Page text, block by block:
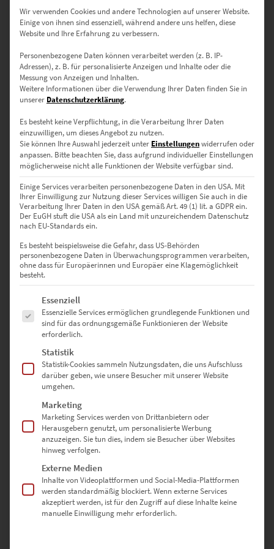
Details zu Leinwandbildern
Seidenmatter Premiumdruck für variable Einsatzorte
Für temporäre Ausstellungen oder persönliche Deko-
Details zu Postern
Größen & Wirkung – so passt’s
perfekt:
30 × 20 cm– Für stimmungsvolle Details in kleinen Räumen
45 × 30 cm– Ideal für Eingangsbereiche in Arztpraxen oder Cafés
60 × 40 cm
75 × 50 cm– Besonders wirkungsvoll über Sideboards oder
Lesebereichen
90 × 60 cm– Präsenz für Beratungslounges oder Hotelflure
120 × 80 cm– Beeindruckt in Kirchenfoyers, Hotels oder
Wohnzimmern
135 × 90 cm– Für Gemeinderäume, Empfangsbereiche oder
Kanzleien
150 × 100 cm– Ein starkes, besinnliches Statement in großen
Räumen
40 × 40 cm– Quadratisch, ruhig – ideal für Flure oder
Kombinationswände
50 × 50 cm– Für liebevolle Details in privaten oder öffentlichen
Wir verwenden Cookies und andere Technologien auf unserer Website.
Einige von ihnen sind essenziell, während andere uns helfen, diese
Website und Ihre Erfahrung zu verbessern.
Personenbezogene Daten können verarbeitet werden (z. B. IP-
Adressen), z. B. für personalisierte Anzeigen und Inhalte oder die
Messung von Anzeigen und Inhalten.
Weitere Informationen über die Verwendung Ihrer Daten finden Sie in
unserer Datenschutzerklärung.
Es besteht keine Verpflichtung, in die Verarbeitung Ihrer Daten
einzuwilligen, um dieses Angebot zu nutzen.
Sie können Ihre Auswahl jederzeit unter Einstellungenwiderrufen oder
anpassen. Bitte beachten Sie, dass aufgrund individueller Einstellungen
möglicherweise nicht alle Funktionen der Website verfügbar sind.
Einige Services verarbeiten personenbezogene Daten in den USA. Mit
Ihrer Einwilligung zur Nutzung dieser Services willigen Sie auch in die
Verarbeitung Ihrer Daten in den USA gemäß Art. 49 (1) lit. a GDPR ein.
Der EuGH stuft die USA als ein Land mit unzureichendem Datenschutz
nach EU-Standards ein.
Es besteht beispielsweise die Gefahr, dass US-Behörden
personenbezogene Daten in Überwachungsprogrammen verarbeiten,
ohne dass für Europäerinnen und Europäer eine Klagemöglichkeit
besteht.
Es folgt eine Liste der Service-Gruppen, für die eine Einwilligung
Essenziell
Essenzielle Services ermöglichen grundlegende Funktionen und
sind für das ordnungsgemäße Funktionieren der Website
erforderlich.
Statistik
Statistik-Cookies sammeln Nutzungsdaten, die uns Aufschluss
darüber geben, wie unsere Besucher mit unserer Website
umgehen.
Marketing
Marketing Services werden von Drittanbietern oder
Herausgebern genutzt, um personalisierte Werbung
anzuzeigen. Sie tun dies, indem sie Besucher über Websites
hinweg verfolgen.
Externe Medien
Inhalte von Videoplattformen und Social-Media-Plattformen
werden standardmäßig blockiert. Wenn externe Services
akzeptiert werden, ist für den Zugriff auf diese Inhalte keine
manuelle Einwilligung mehr erforderlich.